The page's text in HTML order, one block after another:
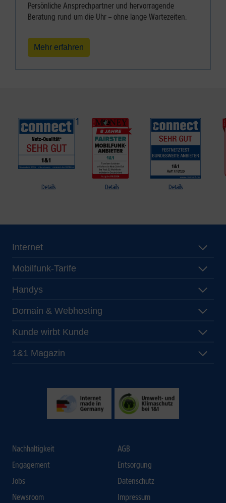
Persönliche Ansprechpartner und hervorragende
Beratung rund um die Uhr – ohne lange Wartezeiten.
Mehr erfahren
Details Details Details
Internet
Mobilfunk-Tarife
Handys
Domain & Webhosting
Kunde wirbt Kunde
1&1 Magazin
Nachhaltigkeit
Engagement
Jobs
Newsroom
AGB
Entsorgung
Datenschutz
Impressum